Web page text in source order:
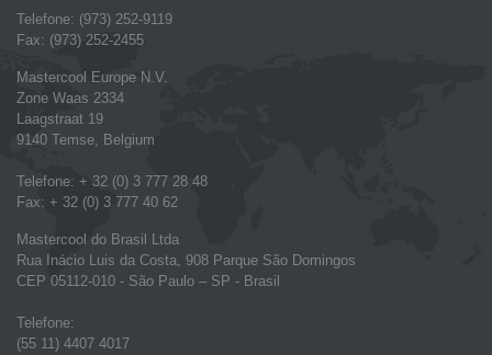
Telefone: (973) 252-9119
Fax: (973) 252-2455
Mastercool Europe N.V.
Zone Waas 2334
Laagstraat 19
9140 Temse, Belgium
Telefone: + 32 (0) 3 777 28 48
Fax: + 32 (0) 3 777 40 62
Mastercool do Brasil Ltda
Rua Inácio Luis da Costa, 908 Parque São Domingos
CEP 05112-010 - São Paulo – SP - Brasil
Telefone:
(55 11) 4407 4017